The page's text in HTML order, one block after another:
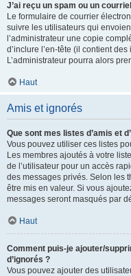
J’ai reçu un spam ou un
Le formulaire de courrier
suivre les utilisateurs qui
l’administrateur une copie
d’inclure l’en-tête (il contient
L’administrateur pourra alors
Haut
Amis et ignorés
Que sont mes listes d’amis et
Vous pouvez utiliser ces listes
Les membres ajoutés à votre
de l’utilisateur pour un accès
des messages privés. Selon les
être mis en valeur. Si vous
messages seront masqués par
Haut
Comment puis-je ajouter/
d’ignorés ?
Vous pouvez ajouter des